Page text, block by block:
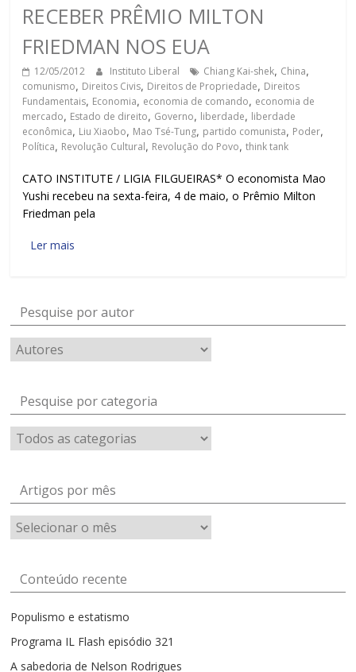
sociedade.
RECEBER PRÊMIO MILTON
FRIEDMAN NOS EUA
12/05/2012 Instituto Liberal Chiang Kai-shek, China,
comunismo, Direitos Civis, Direitos de Propriedade, Direitos
Fundamentais, Economia, economia de comando, economia de
mercado, Estado de direito, Governo, liberdade, liberdade
econômica, Liu Xiaobo, Mao Tsé-Tung, partido comunista, Poder,
Política, Revolução Cultural, Revolução do Povo,think tank
CATO INSTITUTE / LIGIA FILGUEIRAS* O economista Mao
Yushi recebeu na sexta-feira, 4 de maio, o Prêmio Milton
Friedman pela
Ler mais
Pesquise por autor
Pesquise por categoria
Artigos por mês
Artigos
por
Conteúdo recente
Populismo e estatismo
Programa IL Flash episódio 321
A sabedoria de Nelson Rodrigues